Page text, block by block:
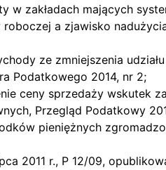
w zakładach mających
roboczej a zjawisko
ze zmniejszenia
Podatkowego 2014, nr 2;
ceny sprzedaży
Przegląd Podatkowy
pieniężnych
2011 r., P 12/09,